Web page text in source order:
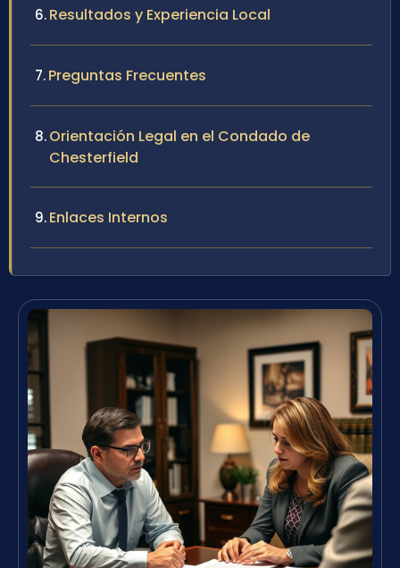
Resultados y Experiencia Local
Preguntas Frecuentes
Orientación Legal en el Condado de
Chesterfield
Enlaces Internos